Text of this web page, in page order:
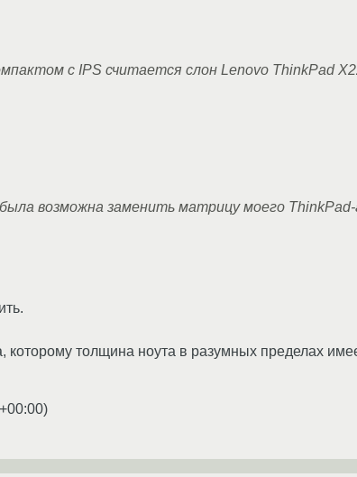
с IPS считается слон Lenovo ThinkPad
возможна заменить матрицу моего
толщина ноута в разумных пределах
)